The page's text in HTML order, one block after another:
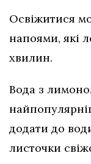
Освіжитися
напоями, які
хвилин.
Вода з
додати до
листочки